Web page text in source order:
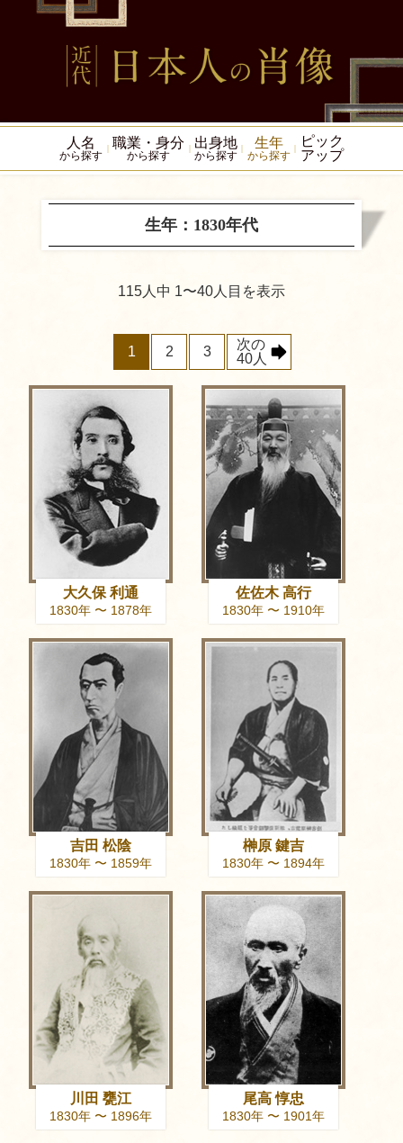
人名
から探す
職業・身分
から探す
出身地
から探す
生年
から探す
ピック
アップ
生年：1830年代
115人中 1〜40人目を表示
1 2 3
次の
40人
大久保 利通
1830年 〜 1878年
佐佐木 高行
1830年 〜 1910年
吉田 松陰
1830年 〜 1859年
榊原 鍵吉
1830年 〜 1894年
川田 甕江
1830年 〜 1896年
尾高 惇忠
1830年 〜 1901年